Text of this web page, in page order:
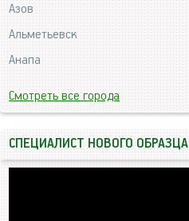
Азов
Альметьевск
Анапа
Смотреть все города
СПЕЦИАЛИСТ НОВОГО ОБРАЗЦА